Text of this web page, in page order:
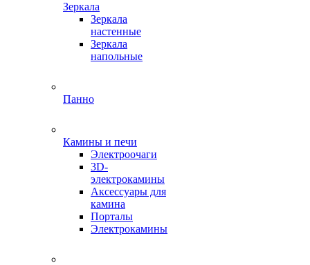
Зеркала
Зеркала
настенные
Зеркала
напольные
Панно
Камины и печи
Электроочаги
3D-
электрокамины
Аксессуары для
камина
Порталы
Электрокамины